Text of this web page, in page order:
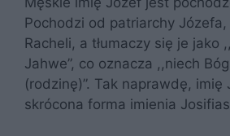
Pochodzi od patriarchy
Racheli, a tłumaczy się je jako
Jahwe”, co oznacza ,,niech
(rodzinę)”. Tak naprawdę, imię
skrócona forma imienia